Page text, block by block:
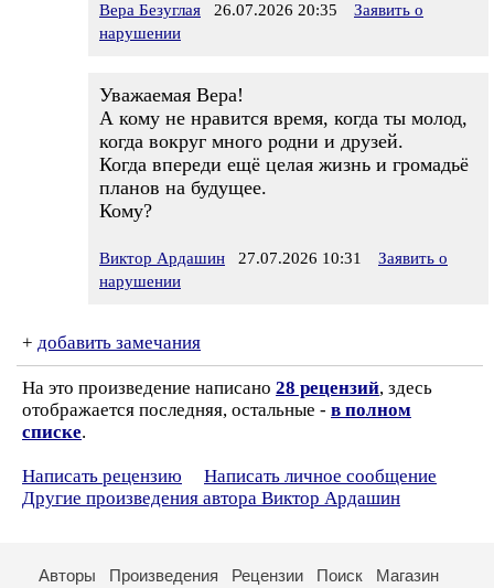
Вера Безуглая 26.07.2026 20:35
Заявить о
нарушении
Уважаемая Вера!
А кому не нравится время, когда ты молод,
когда вокруг много родни и друзей.
Когда впереди ещё целая жизнь и громадьё
планов на будущее.
Кому?
Виктор Ардашин 27.07.2026 10:31
Заявить о
нарушении
+ добавить замечания
На это произведение написано 28 рецензий, здесь
отображается последняя, остальные - в полном
списке.
Написать рецензию
Написать личное сообщение
Другие произведения автора Виктор Ардашин
Авторы Произведения Рецензии Поиск Магазин